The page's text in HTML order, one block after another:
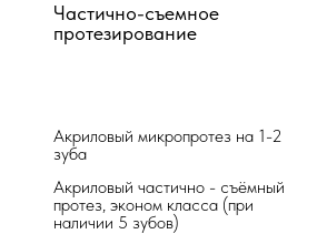
Осмотр + справка
Аппликационная
Местная анестезия
Частично-съемное
протезирование
Акриловый микропротез на 1-2
зуба
Акриловый частично - съёмный
протез, эконом класса (при
наличии 5 зубов)